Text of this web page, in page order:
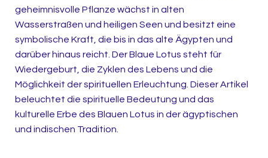
geheimnisvolle Pflanze wächst in alten
Wasserstraßen und heiligen Seen und besitzt eine
symbolische Kraft, die bis in das alte Ägypten und
darüber hinaus reicht. Der Blaue Lotus steht für
Wiedergeburt, die Zyklen des Lebens und die
Möglichkeit der spirituellen Erleuchtung. Dieser Artikel
beleuchtet die spirituelle Bedeutung und das
kulturelle Erbe des Blauen Lotus in der ägyptischen
und indischen Tradition.